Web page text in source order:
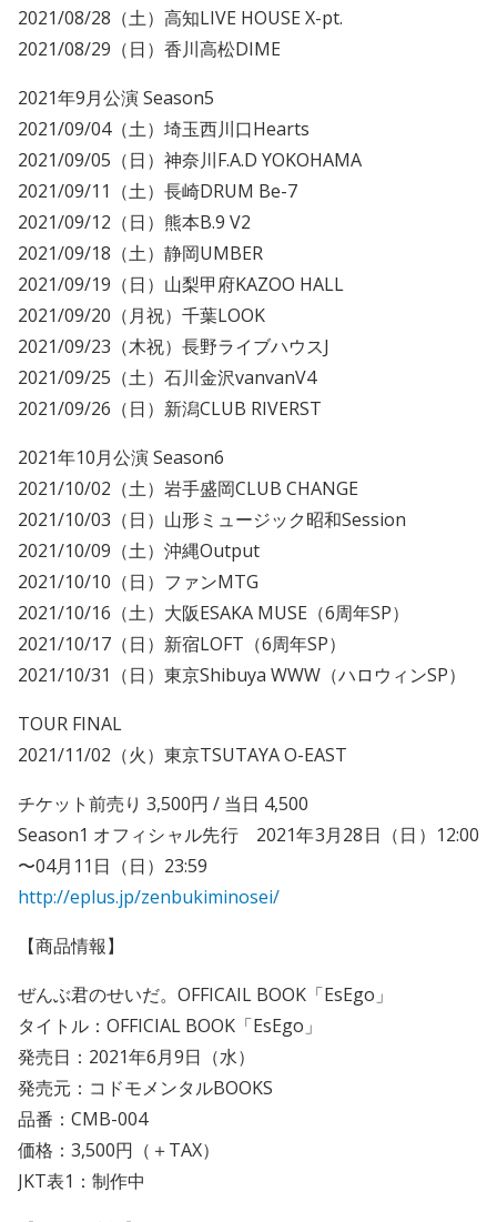
2021/08/28（土）高知LIVE HOUSE X-pt.
2021/08/29（日）香川高松DIME
2021年9月公演 Season5
2021/09/04（土）埼玉西川口Hearts
2021/09/05（日）神奈川F.A.D YOKOHAMA
2021/09/11（土）長崎DRUM Be-7
2021/09/12（日）熊本B.9 V2
2021/09/18（土）静岡UMBER
2021/09/19（日）山梨甲府KAZOO HALL
2021/09/20（月祝）千葉LOOK
2021/09/23（木祝）長野ライブハウスJ
2021/09/25（土）石川金沢vanvanV4
2021/09/26（日）新潟CLUB RIVERST
2021年10月公演 Season6
2021/10/02（土）岩手盛岡CLUB CHANGE
2021/10/03（日）山形ミュージック昭和Session
2021/10/09（土）沖縄Output
2021/10/10（日）ファンMTG
2021/10/16（土）大阪ESAKA MUSE（6周年SP）
2021/10/17（日）新宿LOFT（6周年SP）
2021/10/31（日）東京Shibuya WWW（ハロウィンSP）
TOUR FINAL
2021/11/02（火）東京TSUTAYA O-EAST
チケット前売り 3,500円 / 当日 4,500
Season1 オフィシャル先行 2021年3月28日（日）12:00
〜04月11日（日）23:59
http://eplus.jp/zenbukiminosei/
【商品情報】
ぜんぶ君のせいだ。OFFICAIL BOOK「EsEgo」
タイトル：OFFICIAL BOOK「EsEgo」
発売日：2021年6月9日（水）
発売元：コドモメンタルBOOKS
品番：CMB-004
価格：3,500円（＋TAX）
JKT表1：制作中